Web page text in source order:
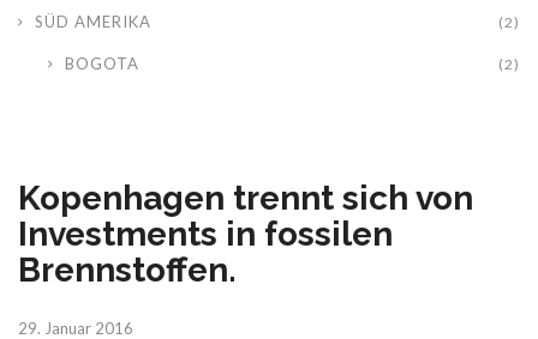
SÜD AMERIKA (2)
BOGOTA (2)
Kopenhagen trennt sich von
Investments in fossilen
Brennstoffen.
29. Januar 2016